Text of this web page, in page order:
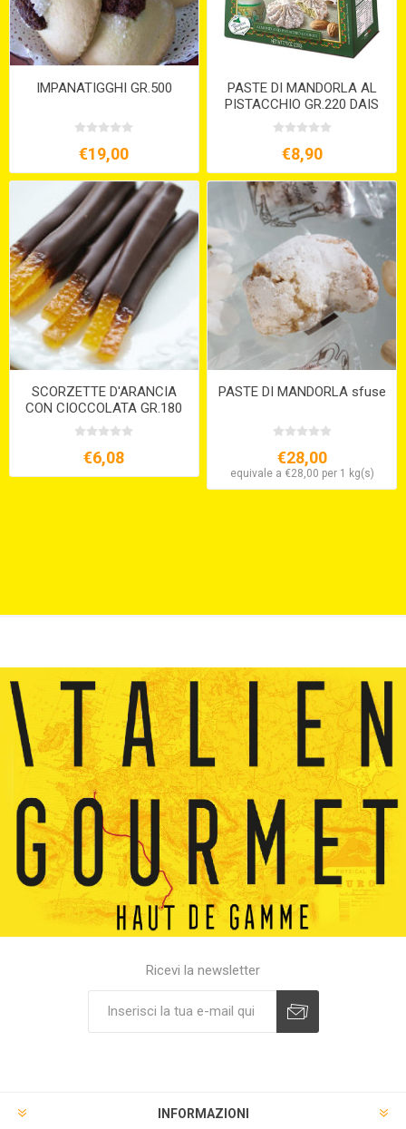
IMPANATIGGHI GR.500
€19,00
PASTE DI MANDORLA AL
PISTACCHIO GR.220 DAIS
€8,90
SCORZETTE D'ARANCIA
CON CIOCCOLATA GR.180
€6,08
PASTE DI MANDORLA sfuse
€28,00
equivale a €28,00 per 1 kg(s)
Ricevi la newsletter
INFORMAZIONI